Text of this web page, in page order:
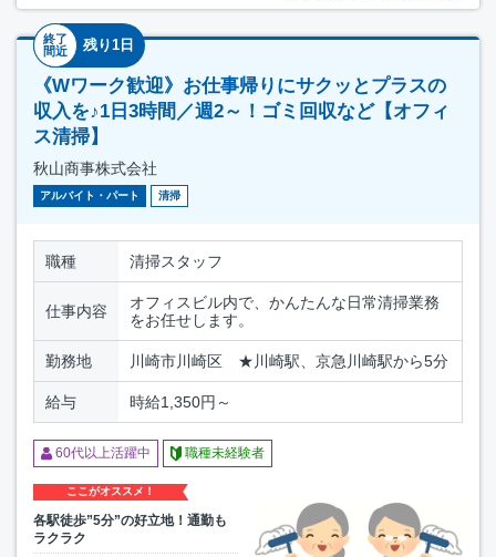
終了
間近
残り1日
《Wワーク歓迎》お仕事帰りにサクッとプラスの
収入を♪1日3時間／週2～！ゴミ回収など【オフィ
ス清掃】
秋山商事株式会社
アルバイト・パート 清掃
職種 清掃スタッフ
仕事内容
オフィスビル内で、かんたんな日常清掃業務
をお任せします。
勤務地 川崎市川崎区 ★川崎駅、京急川崎駅から5分
給与 時給1,350円～
60代以上活躍中 職種未経験者
ここがオススメ！
各駅徒歩”5分”の好立地！通勤も
ラクラク